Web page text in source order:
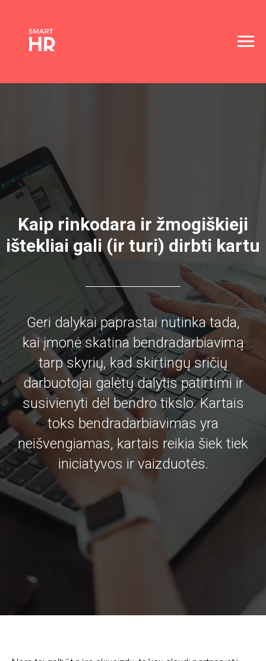
Kaip rinkodara ir žmogiškieji
ištekliai gali (ir turi) dirbti kartu
Geri dalykai paprastai nutinka tada,
kai įmonė skatina bendradarbiavimą
tarp skyrių, kad skirtingų sričių
darbuotojai galėtų dalytis patirtimi ir
susivienyti dėl bendro tikslo. Kartais
toks bendradarbiavimas yra
neišvengiamas, kartais reikia šiek tiek
iniciatyvos ir vaizduotės.